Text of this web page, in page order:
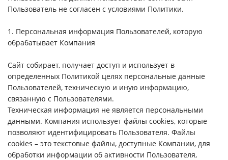
Пользователь не согласен с условиями Политики.
1. Персональная информация Пользователей, которую
обрабатывает Компания
Сайт собирает, получает доступ и использует в
определенных Политикой целях персональные данные
Пользователей, техническую и иную информацию,
связанную с Пользователями.
Техническая информация не является персональными
данными. Компания использует файлы cookies, которые
позволяют идентифицировать Пользователя. Файлы
cookies – это текстовые файлы, доступные Компании, для
обработки информации об активности Пользователя,